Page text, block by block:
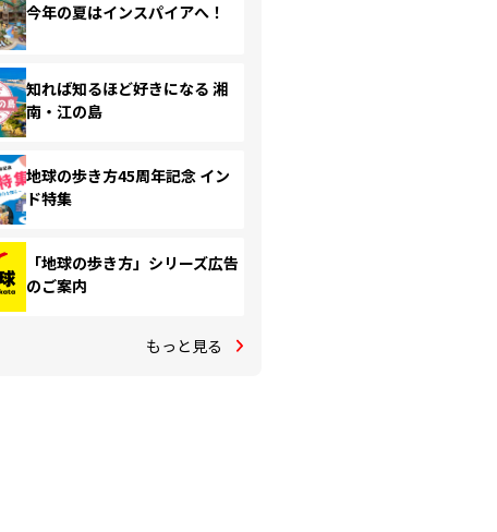
今年の夏はインスパイアへ！
知れば知るほど好きになる 湘
南・江の島
地球の歩き方45周年記念 イン
ド特集
「地球の歩き方」シリーズ広告
のご案内
もっと見る